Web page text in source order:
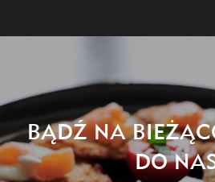
BĄDŹ NA
DO